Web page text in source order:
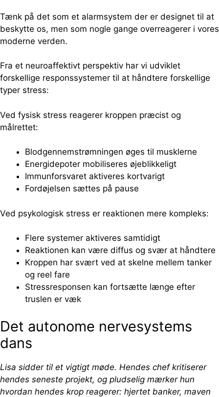
Tænk på det som et alarmsystem der er designet til at
beskytte os, men som nogle gange overreagerer i vores
moderne verden.
Fra et neuroaffektivt perspektiv har vi udviklet
forskellige responssystemer til at håndtere forskellige
typer stress:
Ved fysisk stress reagerer kroppen præcist og
målrettet:
Blodgennemstrømningen øges til musklerne
Energidepoter mobiliseres øjeblikkeligt
Immunforsvaret aktiveres kortvarigt
Fordøjelsen sættes på pause
Ved psykologisk stress er reaktionen mere kompleks:
Flere systemer aktiveres samtidigt
Reaktionen kan være diffus og svær at håndtere
Kroppen har svært ved at skelne mellem tanker
og reel fare
Stressresponsen kan fortsætte længe efter
truslen er væk
Det autonome nervesystems
dans
Lisa sidder til et vigtigt møde. Hendes chef kritiserer
hendes seneste projekt, og pludselig mærker hun
hvordan hendes krop reagerer: hjertet banker, maven